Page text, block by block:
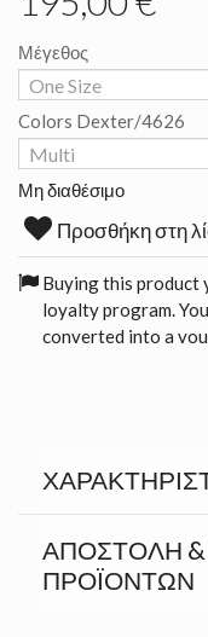
Μέγεθος
Colors Dexter/4626
Μη διαθέσιμο
Προσθήκη στη
Buying this product
loyalty program.
converted into a
ΑΠΟΣΤΟΛΉ
ΠΡΟΪΟΝΤΩΝ